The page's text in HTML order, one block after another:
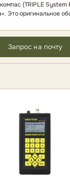
(TRIPLE System
Это оригинальное
Запрос на почту